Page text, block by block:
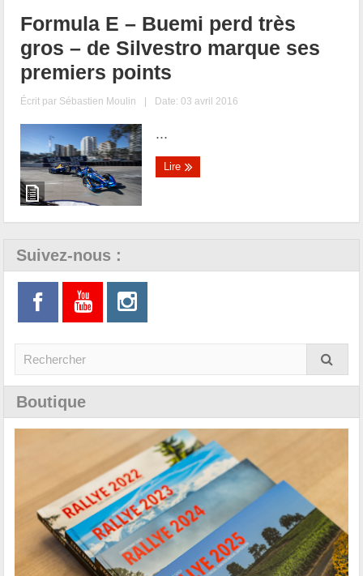
Formula E – Buemi perd très
gros – de Silvestro marque ses
premiers points
Écrit par Sébastien Moulin | Date: 03 avril 2016
...
Lire
Suivez-nous :
Boutique